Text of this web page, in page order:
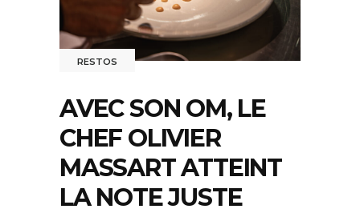
RESTOS
AVEC SON OM, LE
CHEF OLIVIER
MASSART ATTEINT
LA NOTE JUSTE